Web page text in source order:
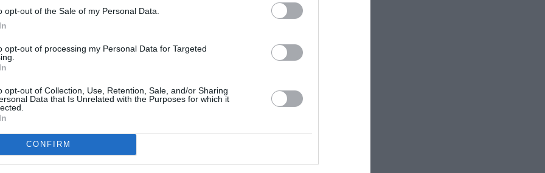
opt-out of the Sale of my Personal Data.
opt-out of processing my Personal Data for Targeted
opt-out of Collection, Use, Retention, Sale, and/or Sharing
Data that Is Unrelated with the Purposes for which it
CONFIRM
apprécié l’article ?
SOUTENIR